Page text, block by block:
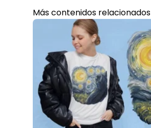
Más contenidos relacionados